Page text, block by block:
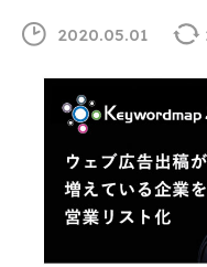
2020.05.01